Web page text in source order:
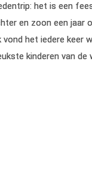
het is een
en zoon een jaar
vond het iedere keer
kinderen van de